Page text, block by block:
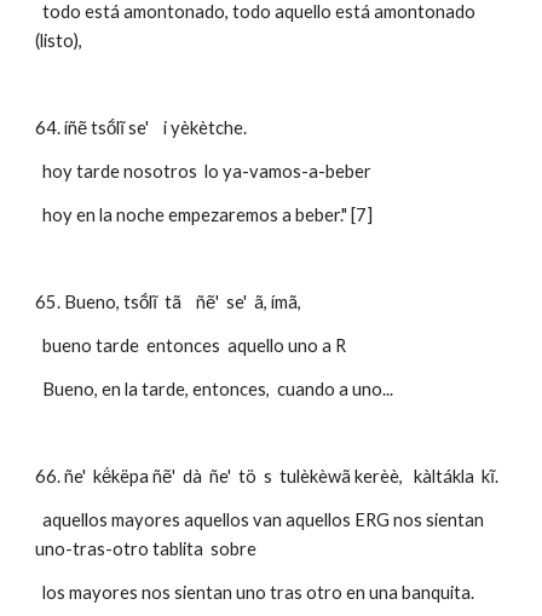
  todo está amontonado, todo aquello está amontonado
(listo),
64. íñẽ tsṍlĩ se'    i yèkètche.
  hoy tarde nosotros  lo ya-vamos-a-beber
  hoy en la noche empezaremos a beber." [7]
65. Bueno, tsṍlĩ  tã    ñẽ'  se'  ã, ímã,
  bueno tarde  entonces  aquello uno a R
  Bueno, en la tarde, entonces,  cuando a uno...
66. ñe'  kë́këpa ñẽ'  dà  ñe'  tö  s  tulèkèwã kerèè,   kàltákla  kĩ.
  aquellos mayores aquellos van aquellos ERG nos sientan
uno-tras-otro tablita  sobre
  los mayores nos sientan uno tras otro en una banquita.